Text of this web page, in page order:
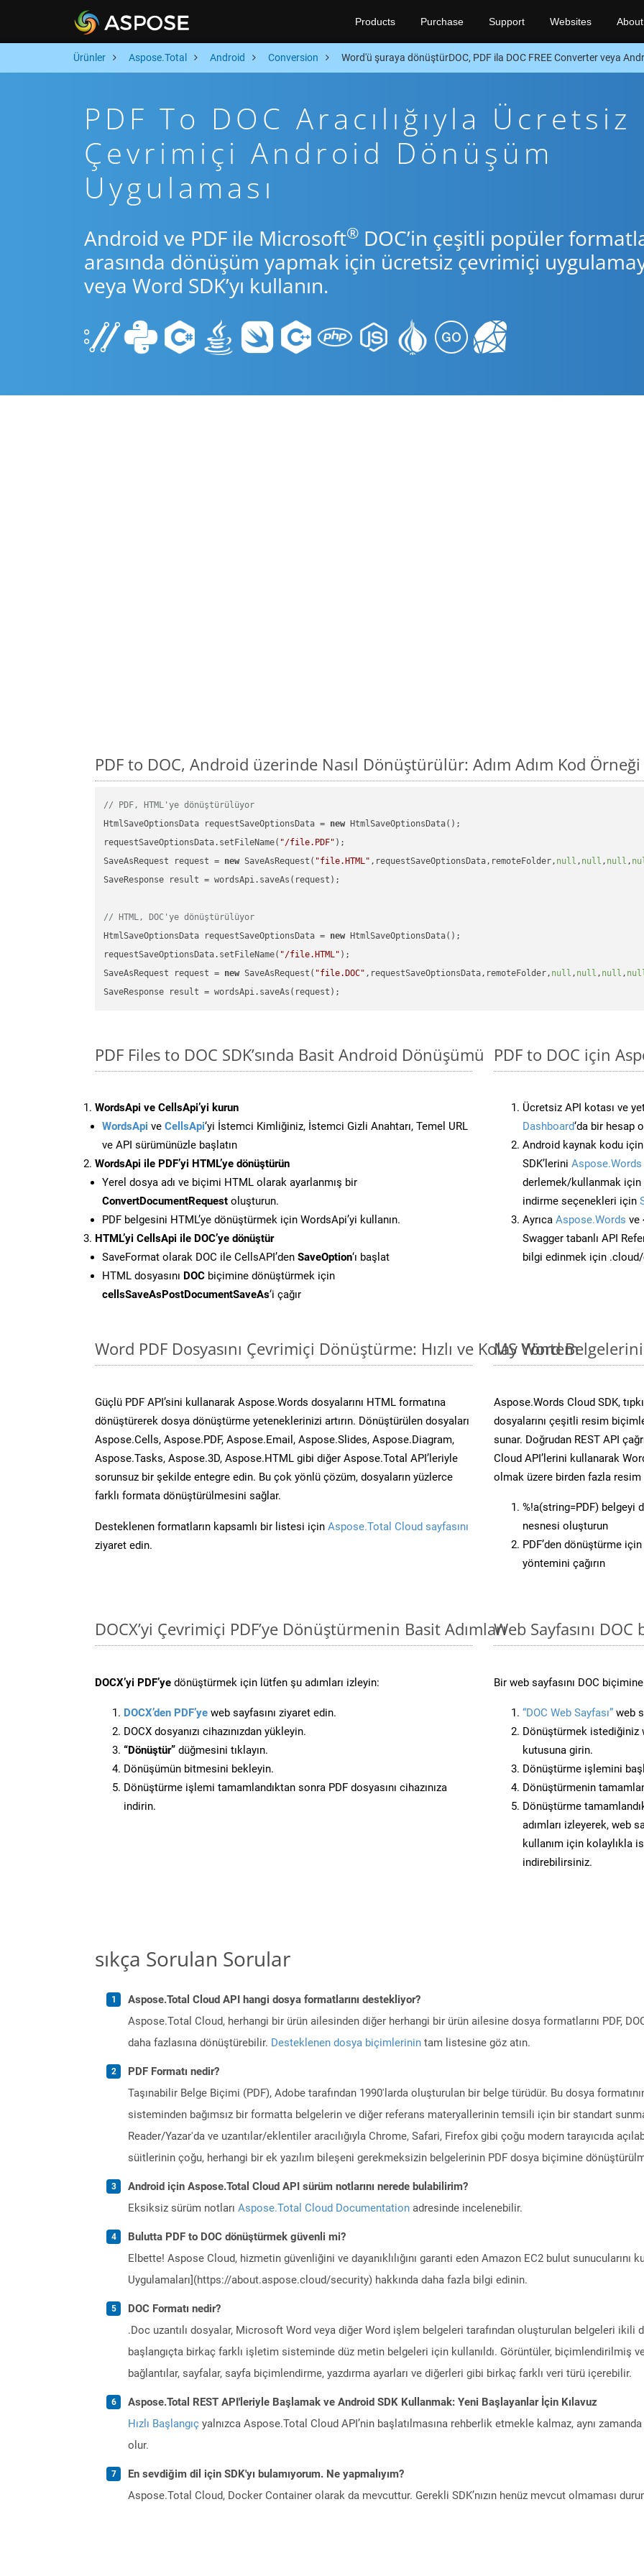
Products Purchase Support Websites About
Ürünler Aspose.Total Android Conversion Word'ü şuraya dönüştürDOC, PDF ila DOC FREE Converter veya
PDF To DOC Aracılığıyla Ücretsiz
Çevrimiçi Android Dönüşüm
Uygulaması
Android ve PDF ile Microsoft® DOC’in çeşitli popüler
arasında dönüşüm yapmak için ücretsiz çevrimiçi
veya Word SDK’yı kullanın.
PDF to DOC, Android üzerinde Nasıl Dönüştürülür: Adım Adım Kod Örneği
// PDF, HTML'ye dönüştürülüyor
HtmlSaveOptionsData requestSaveOptionsData = new HtmlSaveOptionsData();
requestSaveOptionsData.setFileName( "/file.PDF" );
SaveAsRequest request = new SaveAsRequest( "file.HTML" ,requestSaveOptionsData,remoteFolder, null , null , null ,
SaveResponse result = wordsApi.saveAs(request);
// HTML, DOC'ye dönüştürülüyor
HtmlSaveOptionsData requestSaveOptionsData = new HtmlSaveOptionsData();
requestSaveOptionsData.setFileName( "/file.HTML" );
SaveAsRequest request = new SaveAsRequest( "file.DOC" ,requestSaveOptionsData,remoteFolder, null , null , null ,
PDF Files to DOC SDK’sında Basit Android Dönüşümü
WordsApi ve CellsApi’yi kurun
WordsApi ve CellsApi‘yi İstemci Kimliğiniz, İstemci Gizli Anahtarı, Temel URL
ve API sürümünüzle başlatın
WordsApi ile PDF’yi HTML’ye dönüştürün
Yerel dosya adı ve biçimi HTML olarak ayarlanmış bir
ConvertDocumentRequest oluşturun.
PDF belgesini HTML’ye dönüştürmek için WordsApi’yi kullanın.
HTML’yi CellsApi ile DOC’ye dönüştür
SaveFormat olarak DOC ile CellsAPI’den SaveOption‘ı başlat
HTML dosyasını DOC biçimine dönüştürmek için
cellsSaveAsPostDocumentSaveAs‘i çağır
PDF to DOC için
Ücretsiz API kotası ve
Dashboard‘da bir hesap
Android kaynak kodu
SDK’lerini Aspose.Words
derlemek/kullanmak için
indirme seçenekleri için
Ayrıca Aspose.Words ve
Swagger tabanlı API
bilgi edinmek için
Word PDF Dosyasını Çevrimiçi Dönüştürme: Hızlı ve Kolay Yöntem
Güçlü PDF API’sini kullanarak Aspose.Words dosyalarını HTML formatına
dönüştürerek dosya dönüştürme yeteneklerinizi artırın. Dönüştürülen dosyaları
Aspose.Cells, Aspose.PDF, Aspose.Email, Aspose.Slides, Aspose.Diagram,
Aspose.Tasks, Aspose.3D, Aspose.HTML gibi diğer Aspose.Total API’leriyle
sorunsuz bir şekilde entegre edin. Bu çok yönlü çözüm, dosyaların yüzlerce
farklı formata dönüştürülmesini sağlar.
Desteklenen formatların kapsamlı bir listesi için Aspose.Total Cloud sayfasını
ziyaret edin.
MS Word
Aspose.Words Cloud SDK,
dosyalarını çeşitli resim
sunar. Doğrudan REST API
Cloud API’lerini kullanarak
olmak üzere birden fazla
%!a(string=PDF) belgeyi
nesnesi oluşturun
PDF’den dönüştürme
yöntemini çağırın
DOCX’yi Çevrimiçi PDF’ye Dönüştürmenin Basit Adımları
DOCX’yi PDF’ye dönüştürmek için lütfen şu adımları izleyin:
DOCX’den PDF’ye web sayfasını ziyaret edin.
DOCX dosyanızı cihazınızdan yükleyin.
“Dönüştür” düğmesini tıklayın.
Dönüşümün bitmesini bekleyin.
Dönüştürme işlemi tamamlandıktan sonra PDF dosyasını cihazınıza
indirin.
Web Sayfasını
Bir web sayfasını DOC
“DOC Web Sayfası” web
Dönüştürmek istediğiniz
kutusuna girin.
Dönüştürme işlemini
Dönüştürmenin
Dönüştürme
adımları izleyerek, web
kullanım için kolaylıkla
indirebilirsiniz.
sıkça Sorulan Sorular
Aspose.Total Cloud API hangi dosya formatlarını destekliyor?
Aspose.Total Cloud, herhangi bir ürün ailesinden diğer herhangi bir ürün ailesine dosya formatlarını PDF,
daha fazlasına dönüştürebilir. Desteklenen dosya biçimlerinin tam listesine göz atın.
PDF Formatı nedir?
Taşınabilir Belge Biçimi (PDF), Adobe tarafından 1990'larda oluşturulan bir belge türüdür. Bu dosya
sisteminden bağımsız bir formatta belgelerin ve diğer referans materyallerinin temsili için bir standart
Reader/Yazar'da ve uzantılar/eklentiler aracılığıyla Chrome, Safari, Firefox gibi çoğu modern tarayıcıda
süitlerinin çoğu, herhangi bir ek yazılım bileşeni gerekmeksizin belgelerinin PDF dosya biçimine
Android için Aspose.Total Cloud API sürüm notlarını nerede bulabilirim?
Eksiksiz sürüm notları Aspose.Total Cloud Documentation adresinde incelenebilir.
Bulutta PDF to DOC dönüştürmek güvenli mi?
Elbette! Aspose Cloud, hizmetin güvenliğini ve dayanıklılığını garanti eden Amazon EC2 bulut sunucularını
Uygulamaları](https://about.aspose.cloud/security) hakkında daha fazla bilgi edinin.
DOC Formatı nedir?
.Doc uzantılı dosyalar, Microsoft Word veya diğer Word işlem belgeleri tarafından oluşturulan belgeleri ikili
başlangıçta birkaç farklı işletim sisteminde düz metin belgeleri için kullanıldı. Görüntüler, biçimlendirilmiş
bağlantılar, sayfalar, sayfa biçimlendirme, yazdırma ayarları ve diğerleri gibi birkaç farklı veri türü içerebilir.
Aspose.Total REST API'leriyle Başlamak ve Android SDK Kullanmak: Yeni Başlayanlar İçin Kılavuz
Hızlı Başlangıç yalnızca Aspose.Total Cloud API’nin başlatılmasına rehberlik etmekle kalmaz, aynı
olur.
En sevdiğim dil için SDK'yı bulamıyorum. Ne yapmalıyım?
Aspose.Total Cloud, Docker Container olarak da mevcuttur. Gerekli SDK’nızın henüz mevcut olmaması